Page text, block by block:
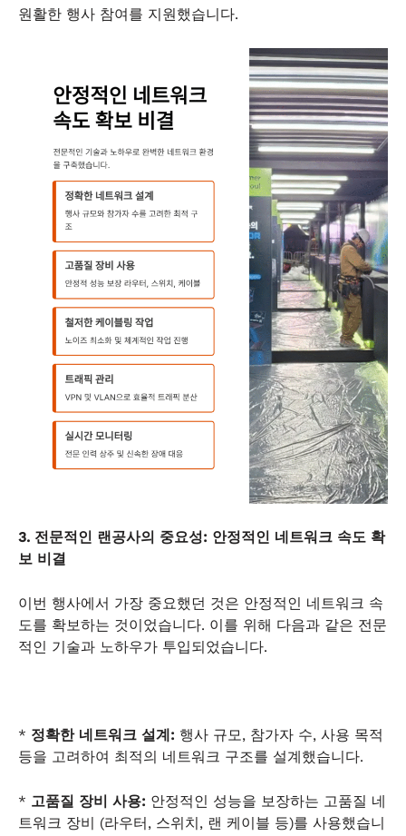
원활한 행사 참여를 지원했습니다.
3. 전문적인 랜공사의 중요성: 안정적인 네트워크 속도 확
보 비결
이번 행사에서 가장 중요했던 것은 안정적인 네트워크 속
도를 확보하는 것이었습니다. 이를 위해 다음과 같은 전문
적인 기술과 노하우가 투입되었습니다.
* 정확한 네트워크 설계: 행사 규모, 참가자 수, 사용 목적
등을 고려하여 최적의 네트워크 구조를 설계했습니다.
* 고품질 장비 사용: 안정적인 성능을 보장하는 고품질 네
트워크 장비 (라우터, 스위치, 랜 케이블 등)를 사용했습니